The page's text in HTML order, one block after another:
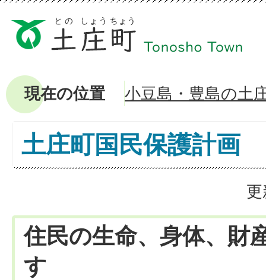
現在の位置 小豆島・豊島の土
土庄町国民保護計画
住民の生命、身体、財
す